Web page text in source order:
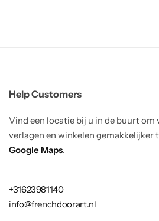
Help Customers
Vind een locatie bij u in de buurt om
verlagen en winkelen gemakkelijker
Google Maps.
+31623981140
info@frenchdoorart.nl